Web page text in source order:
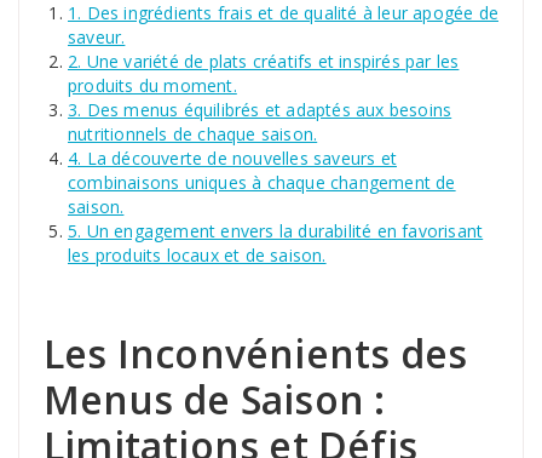
1. Des ingrédients frais et de qualité à leur apogée de
saveur.
2. Une variété de plats créatifs et inspirés par les
produits du moment.
3. Des menus équilibrés et adaptés aux besoins
nutritionnels de chaque saison.
4. La découverte de nouvelles saveurs et
combinaisons uniques à chaque changement de
saison.
5. Un engagement envers la durabilité en favorisant
les produits locaux et de saison.
Les Inconvénients des
Menus de Saison :
Limitations et Défis